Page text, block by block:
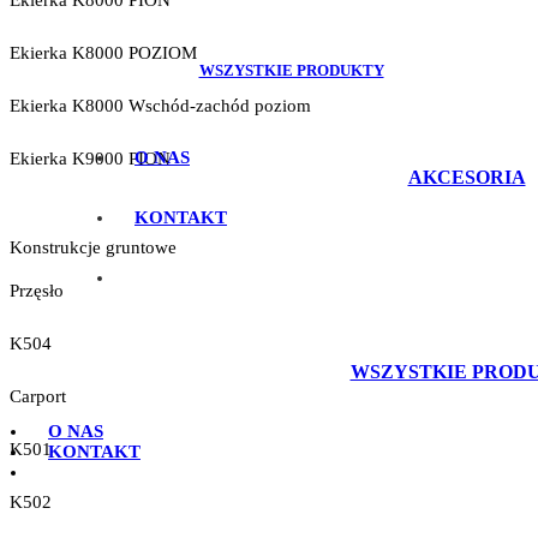
WSZYSTKIE PRODUKTY
O NAS
KONTAKT
AKCESORIA
WSZYSTKIE
O NAS
KONTAKT
Ekierka K8000 POZIOM
Ekierka K8000 Wschód-zachód poziom
Ekierka K9000 PION
Konstrukcje gruntowe
Przęsło
K504
Carport
K501
K502